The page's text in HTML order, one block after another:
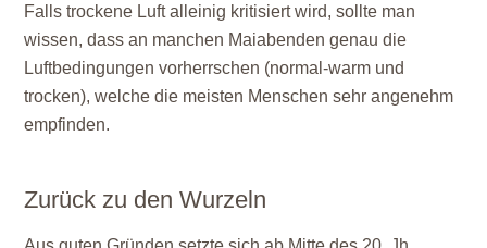
Falls trockene Luft alleinig kritisiert wird, sollte man
wissen, dass an manchen Maiabenden genau die
Luftbedingungen vorherrschen (normal-warm und
trocken), welche die meisten Menschen sehr angenehm
empfinden.
Zurück zu den Wurzeln